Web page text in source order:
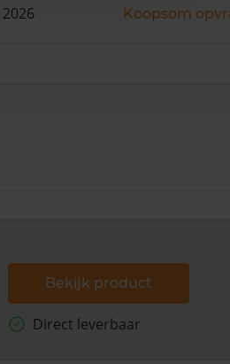
Koopsom
Bekijk product
Direct leverbaar